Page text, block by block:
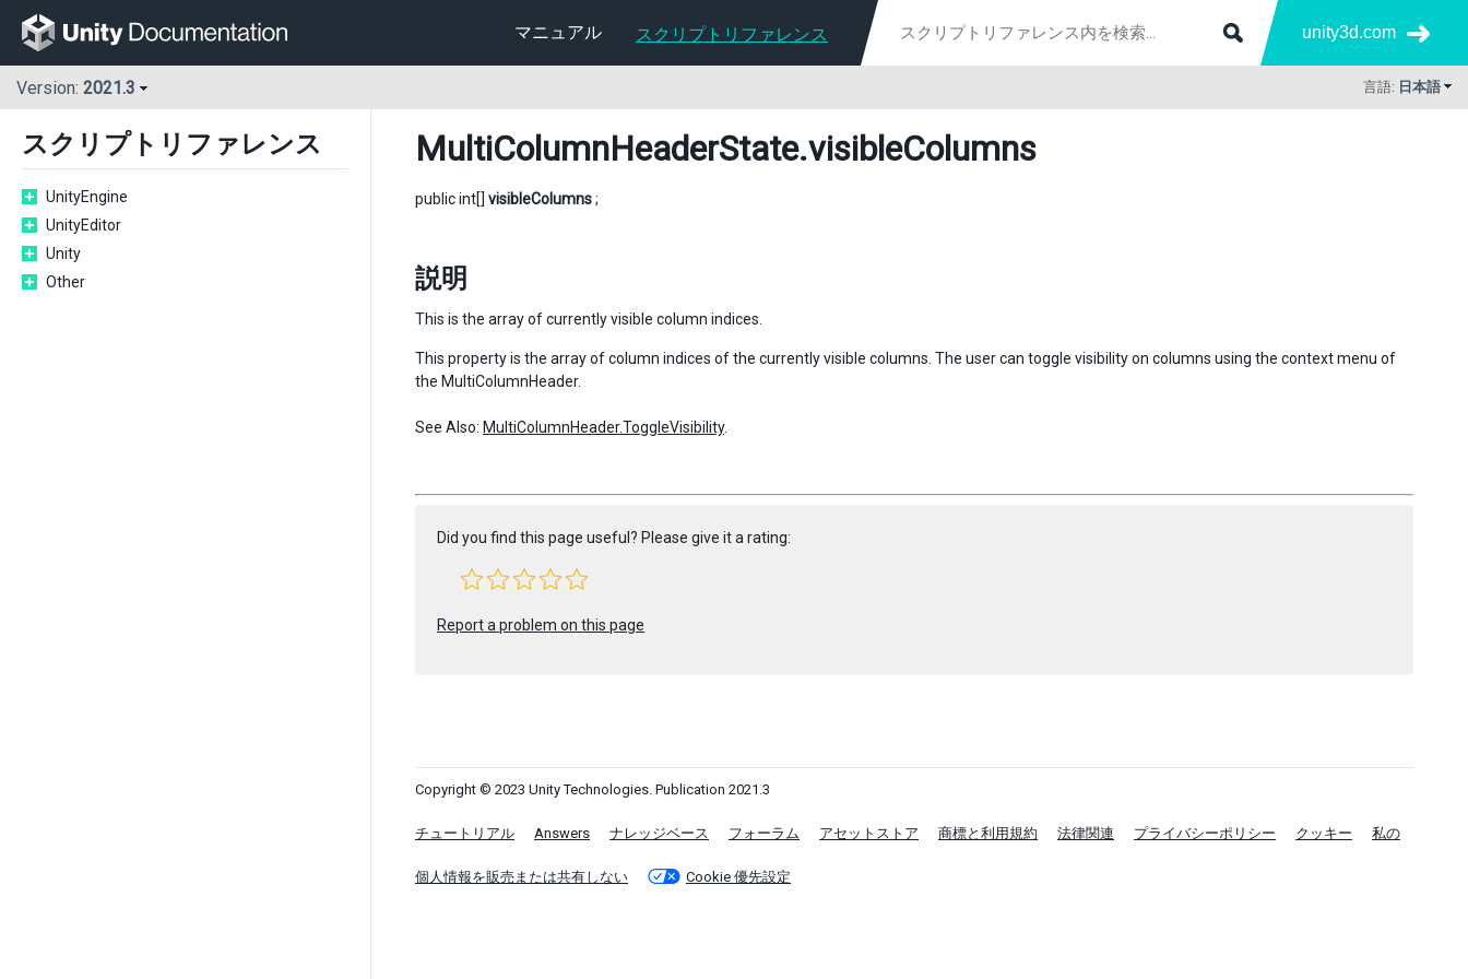
マニュアル スクリプトリファレンス unity3d.com
Version: 2021.3 言語: 日本語
スクリプトリファレンス
UnityEngine
UnityEditor
Unity
Other
MultiColumnHeaderState.visibleColumns
public int[] visibleColumns;
説明
This is the array of currently visible column indices.
This property is the array of column indices of the currently visible columns. The user can toggle visibility on columns using the context menu of
the MultiColumnHeader.
See Also: MultiColumnHeader.ToggleVisibility.
Did you find this page useful? Please give it a rating:
Report a problem on this page
Copyright © 2023 Unity Technologies. Publication 2021.3
チュートリアル Answers ナレッジベース フォーラム アセットストア 商標と利用規約 法律関連 プライバシーポリシー クッキー 私の
個人情報を販売または共有しない Cookie 優先設定